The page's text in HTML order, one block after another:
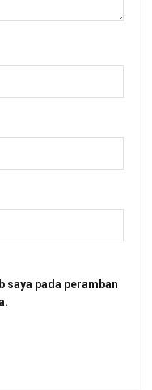
saya pada peramban